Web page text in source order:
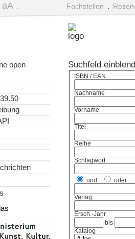
aA Fachstellen
Suchfeld
ISBN / EAN
Nachname
Vorname
Titel
Reihe
Schlagwort
und oder
Verlag
Ersch.-Jahr
bis
Katalog
open